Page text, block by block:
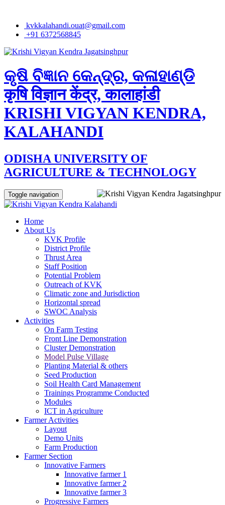
kvkkalahandi.ouat@gmail.com
+91 6372568845
କୃଷି ବିଜ୍ଞାନ କେନ୍ଦ୍ର, କଳାହାଣ୍ଡି
कृषि विज्ञान केंद्र, कालाहांडी
KRISHI VIGYAN KENDRA,
KALAHANDI
ODISHA UNIVERSITY OF
AGRICULTURE & TECHNOLOGY
Toggle navigation
Home
About Us
KVK Profile
District Profile
Thrust Area
Staff Position
Potential Problem
Outreach of KVK
Climatic zone and Jurisdiction
Horizontal spread
SWOC Analysis
Activities
On Farm Testing
Front Line Demonstration
Cluster Demonstration
Model Pulse Village
Planting Material & others
Seed Production
Soil Health Card Management
Trainings Programme Conducted
Modules
ICT in Agriculture
Farmer Activities
Layout
Demo Units
Farm Production
Farmer Section
Innovative Farmers
Innovative farmer 1
Innovative farmer 2
Innovative farmer 3
Progressive Farmers